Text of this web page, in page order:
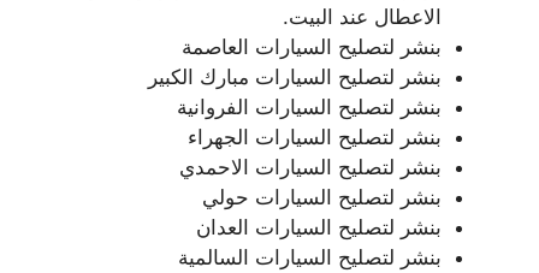
الاعطال عند البيت.
بنشر لتصليح السيارات العاصمة
بنشر لتصليح السيارات مبارك الكبير
بنشر لتصليح السيارات الفروانية
بنشر لتصليح السيارات الجهراء
بنشر لتصليح السيارات الاحمدي
بنشر لتصليح السيارات حولي
بنشر لتصليح السيارات العدان
بنشر لتصليح السيارات السالمية